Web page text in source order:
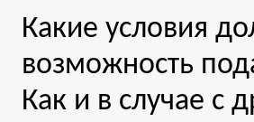
Какие условия
возможность
Как и в случае с